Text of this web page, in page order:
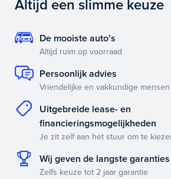
Altijd een slimme keuze
De mooiste auto’s
Altijd ruim op voorraad
Persoonlijk advies
Vriendelijke en vakkundige mensen
Uitgebreide lease- en
financieringsmogelijkheden
Je zit zelf aan het stuur om te
Wij geven de langste garanties
Zelfs keuze tot 2 jaar garantie